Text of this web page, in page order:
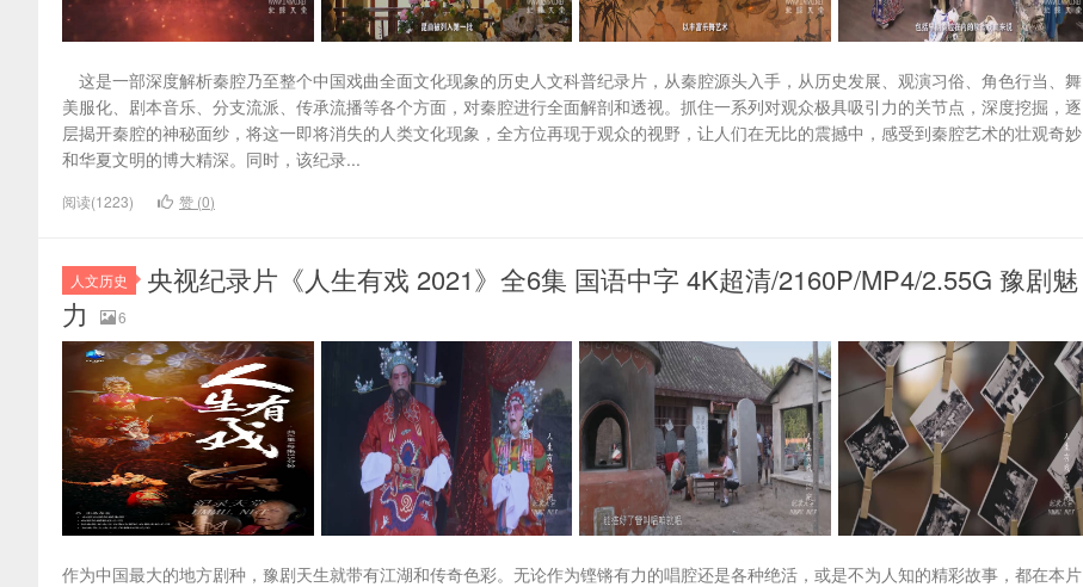
这是一部深度解析秦腔乃至整个中国戏曲全面文化现象的历史人文科普纪录片，从秦腔源头入手，从历史发展、观演习俗、角色行当、舞
美服化、剧本音乐、分支流派、传承流播等各个方面，对秦腔进行全面解剖和透视。抓住一系列对观众极具吸引力的关节点，深度挖掘，逐
层揭开秦腔的神秘面纱，将这一即将消失的人类文化现象，全方位再现于观众的视野，让人们在无比的震撼中，感受到秦腔艺术的壮观奇妙
和华夏文明的博大精深。同时，该纪录...
阅读(1223) 赞 (0)
人文历史
央视纪录片《人生有戏 2021》全6集 国语中字 4K超清/2160P/MP4/2.55G 豫剧魅
力
6
作为中国最大的地方剧种，豫剧天生就带有江湖和传奇色彩。无论作为铿锵有力的唱腔还是各种绝活，或是不为人知的精彩故事，都在本片